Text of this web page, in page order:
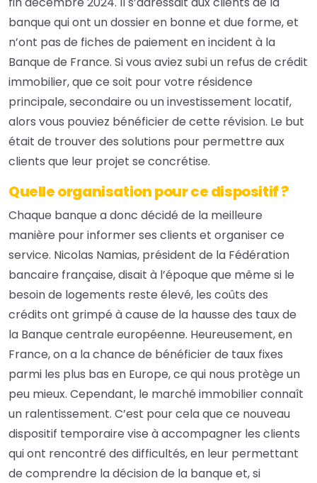
banque qui ont un dossier en bonne et due forme, et
n’ont pas de fiches de paiement en incident à la
Banque de France. Si vous aviez subi un refus de crédit
immobilier, que ce soit pour votre résidence
principale, secondaire ou un investissement locatif,
alors vous pouviez bénéficier de cette révision. Le but
était de trouver des solutions pour permettre aux
clients que leur projet se concrétise.
Quelle organisation pour ce dispositif ?
Chaque banque a donc décidé de la meilleure
manière pour informer ses clients et organiser ce
service. Nicolas Namias, président de la Fédération
bancaire française, disait à l’époque que même si le
besoin de logements reste élevé, les coûts des
crédits ont grimpé à cause de la hausse des taux de
la Banque centrale européenne. Heureusement, en
France, on a la chance de bénéficier de taux fixes
parmi les plus bas en Europe, ce qui nous protège un
peu mieux. Cependant, le marché immobilier connaît
un ralentissement. C’est pour cela que ce nouveau
dispositif temporaire vise à accompagner les clients
qui ont rencontré des difficultés, en leur permettant
de comprendre la décision de la banque et, si